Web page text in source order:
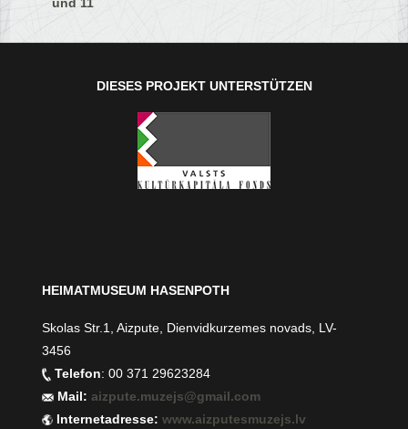
DIESES PROJEKT UNTERSTÜTZEN
HEIMATMUSEUM HASENPOTH
Skolas Str.1, Aizpute, Dienvidkurzemes novads, LV-
3456
Telefon: 00 371 29623284
Mail:aizpute.muzejs@gmail.com
Internetadresse:www.aizputesmuzejs.lv